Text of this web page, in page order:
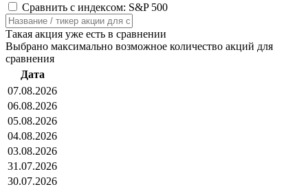
Сравнить с индексом: S&P 500
Такая акция уже есть в сравнении
Выбрано максимально возможное количество акций для
сравнения
Дата
07.08.2026
06.08.2026
05.08.2026
04.08.2026
03.08.2026
31.07.2026
30.07.2026